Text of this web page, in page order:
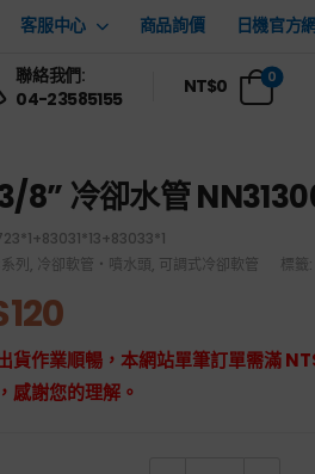
客服中心 商品詢價 日機官方
聯絡我們:
04-23585155
NT$0 0
8” 冷卻水管
列 , 冷卻軟管・噴水頭, 可調式冷卻軟管 標籤:
120
貨作業順暢，本網站單筆訂單需滿
感謝您的理解。